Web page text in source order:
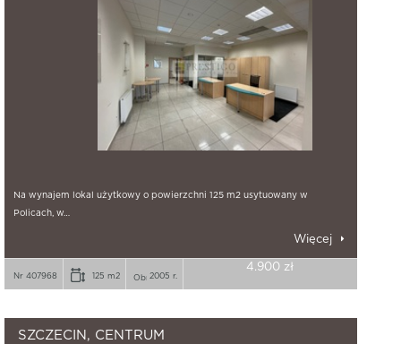
Na wynajem lokal użytkowy o powierzchni 125 m2 usytuowany w
Policach, w…
Więcej
Nr 407968 125 m2 2005 r.
4.900 zł
SZCZECIN, CENTRUM